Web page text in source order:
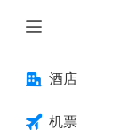
酒店
机票